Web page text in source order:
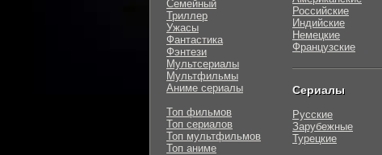
Семейный
Триллер
Ужасы
Фантастика
Фэнтези
Мультсериалы
Мультфильмы
Аниме сериалы
Топ фильмов
Топ сериалов
Топ мультфильмов
Топ аниме
Российские
Индийские
Немецкие
Французские
Сериалы
Русские
Зарубежные
Турецкие